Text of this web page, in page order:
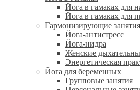
Йога в гамаках для
Йога в гамаках для
Гармонизирующие занятия
Йога-антистресс
Йога-нидра
Женские
Энергетическая
Йога для беременных
Групповые занятия